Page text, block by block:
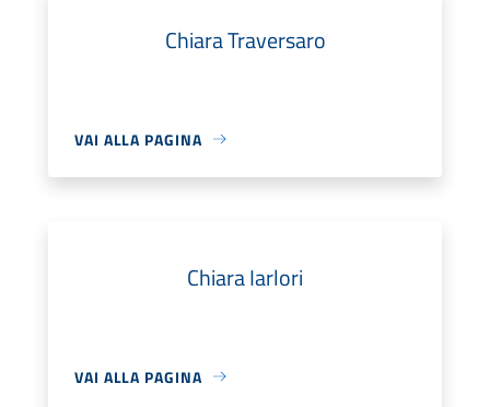
Chiara Traversaro
VAI ALLA PAGINA
Chiara Iarlori
VAI ALLA PAGINA